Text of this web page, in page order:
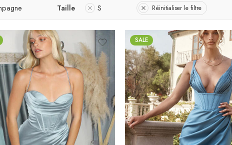
Taille S Réinitialiser le filtre
SALE